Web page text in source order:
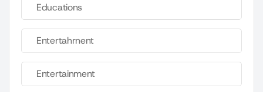
Educations
Entertahrnent
Entertainment